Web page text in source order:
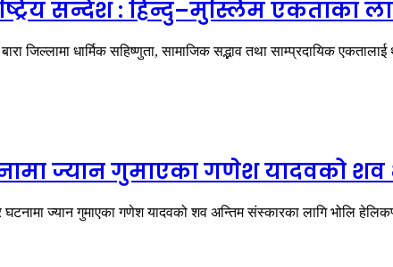
सन्देश : हिन्दु–मुस्लिम एकताका
जिल्लामा धार्मिक सहिष्णुता, सामाजिक सद्भाव तथा साम्प्रदायिक
ज्यान गुमाएका गणेश यादवको शव
घटनामा ज्यान गुमाएका गणेश यादवको शव अन्तिम संस्कारका लागि भोलि